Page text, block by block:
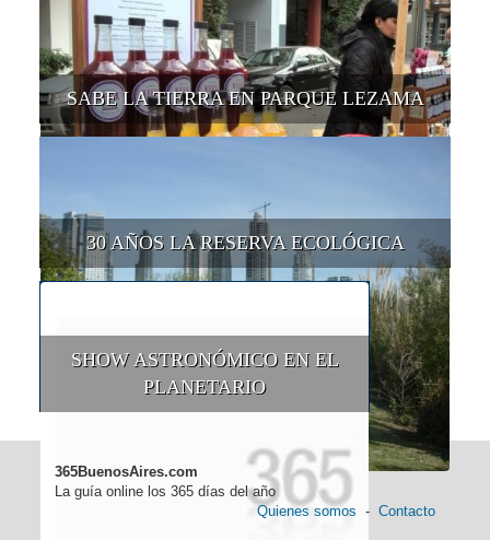
SABE LA TIERRA EN PARQUE LEZAMA
30 AÑOS LA RESERVA ECOLÓGICA
SHOW ASTRONÓMICO EN EL
PLANETARIO
365BuenosAires.com
La guía online los 365 días del año
Quienes somos - Contacto